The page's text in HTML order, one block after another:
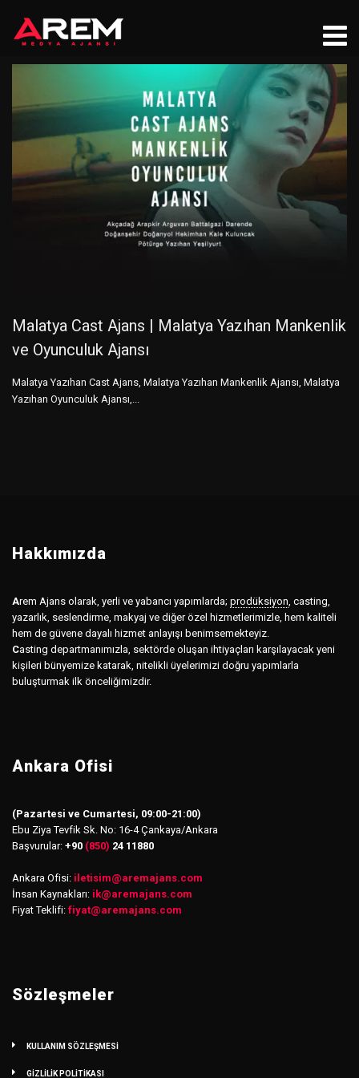
Malatya Cast Ajans | Malatya Yazıhan Mankenlik
ve Oyunculuk Ajansı
Malatya Yazıhan Cast Ajans, Malatya Yazıhan Mankenlik Ajansı, Malatya
Yazıhan Oyunculuk Ajansı,...
Hakkımızda
Arem Ajans olarak, yerli ve yabancı yapımlarda; prodüksiyon, casting,
yazarlık, seslendirme, makyaj ve diğer özel hizmetlerimizle, hem kaliteli
hem de güvene dayalı hizmet anlayışı benimsemekteyiz.
Casting departmanımızla, sektörde oluşan ihtiyaçları karşılayacak yeni
kişileri bünyemize katarak, nitelikli üyelerimizi doğru yapımlarla
buluşturmak ilk önceliğimizdir.
Ankara Ofisi
(Pazartesi ve Cumartesi, 09:00-21:00)
Ebu Ziya Tevfik Sk. No: 16-4 Çankaya/Ankara
Başvurular: +90 (850) 24 11880
Ankara Ofisi: iletisim@aremajans.com
İnsan Kaynakları: ik@aremajans.com
Fiyat Teklifi: fiyat@aremajans.com
Sözleşmeler
KULLANIM SÖZLEŞMESİ
GİZLİLİK POLİTİKASI